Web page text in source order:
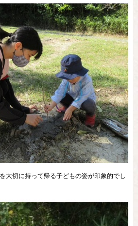
大切に持って帰る子どもの姿が印象的でし